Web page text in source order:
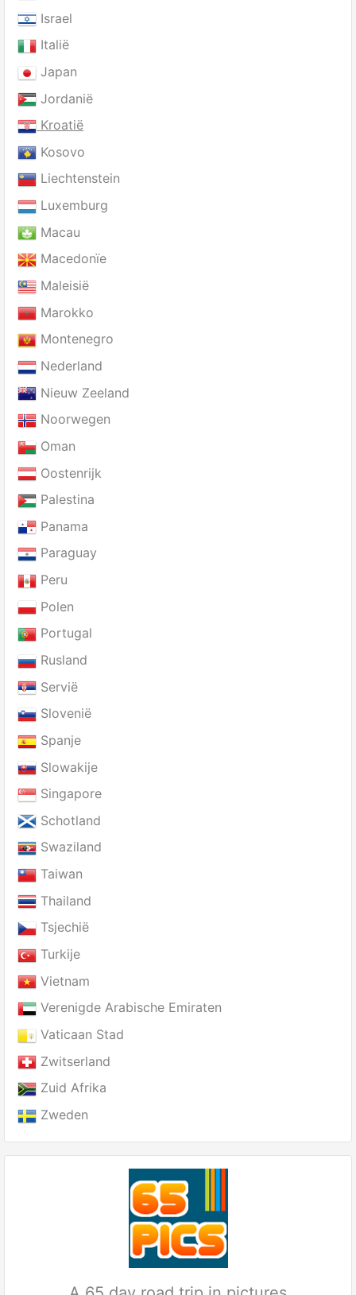
Israel
Italië
Japan
Jordanië
Kroatië
Kosovo
Liechtenstein
Luxemburg
Macau
Macedonïe
Maleisië
Marokko
Montenegro
Nederland
Nieuw Zeeland
Noorwegen
Oman
Oostenrijk
Palestina
Panama
Paraguay
Peru
Polen
Portugal
Rusland
Servië
Slovenië
Spanje
Slowakije
Singapore
Schotland
Swaziland
Taiwan
Thailand
Tsjechië
Turkije
Vietnam
Verenigde Arabische Emiraten
Vaticaan Stad
Zwitserland
Zuid Afrika
Zweden